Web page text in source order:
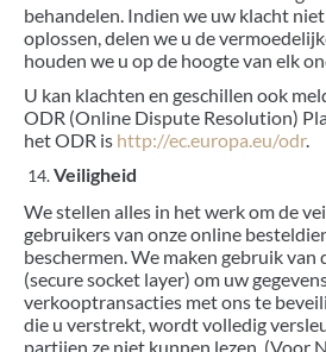
behandelen. Indien we uw klacht
oplossen, delen we u de
houden we u op de hoogte van elk
U kan klachten en geschillen ook
ODR (Online Dispute Resolution)
het ODR is http://ec.europa.eu/odr.
Veiligheid
We stellen alles in het werk om de
gebruikers van onze online
beschermen. We maken gebruik van
(secure socket layer) om uw
verkooptransacties met ons te
die u verstrekt, wordt volledig
partijen ze niet kunnen lezen. (Voor